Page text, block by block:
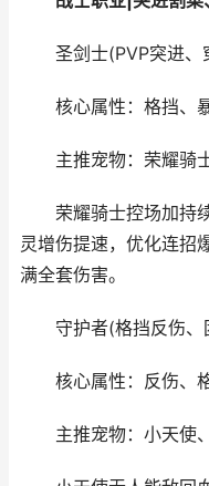
圣剑士(PVP突进、
核心属性：格挡、暴
主推宠物：荣耀骑
荣耀骑士控场加持续
灵增伤提速，优化连招
满全套伤害。
守护者(格挡反伤、
核心属性：反伤、格
主推宠物：小天使